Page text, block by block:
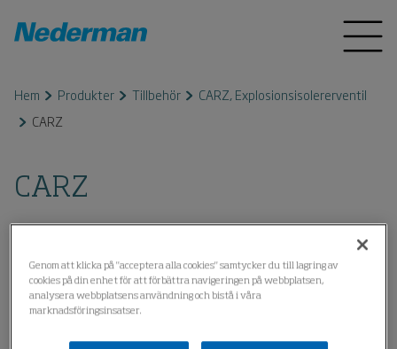
Hem Produkter Tillbehör
CARZ, Explosionsisolererventil
CARZ
CARZ
Genom att klicka på "acceptera alla cookies" samtycker du till lagring av
cookies på din enhet för att förbättra navigeringen på webbplatsen,
analysera webbplatsens användning och bistå i våra
marknadsföringsinsatser.